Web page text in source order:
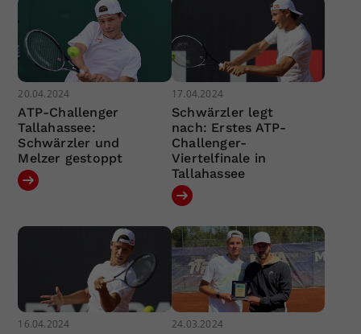
20.04.2024
ATP-Challenger
Tallahassee:
Schwärzler und
Melzer gestoppt
17.04.2024
Schwärzler legt
nach: Erstes ATP-
Challenger-
Viertelfinale in
Tallahassee
16.04.2024 24.03.2024